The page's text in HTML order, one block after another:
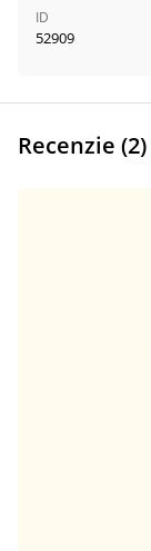
ID
52909
Recenzie (2)